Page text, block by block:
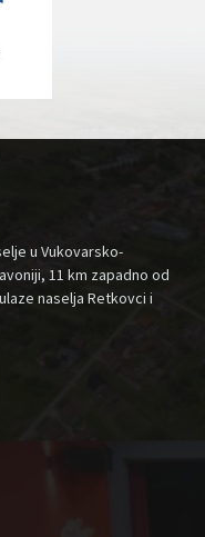
u Vukovarsko-
11 km zapadno od
naselja Retkovci i